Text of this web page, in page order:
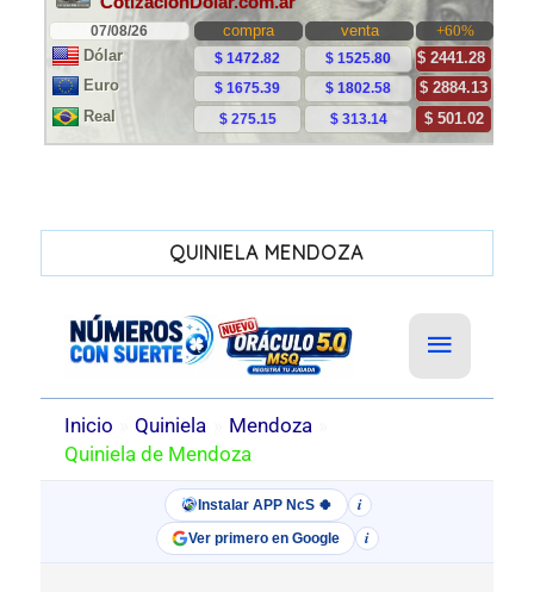
QUINIELA MENDOZA